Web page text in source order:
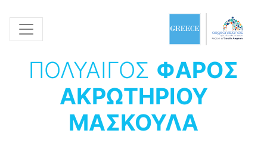
ΠΟΛΥΑΙΓΟΣ ΦΑΡΟΣ
ΑΚΡΩΤΗΡΙΟΥ
ΜΑΣΚΟΥΛΑ